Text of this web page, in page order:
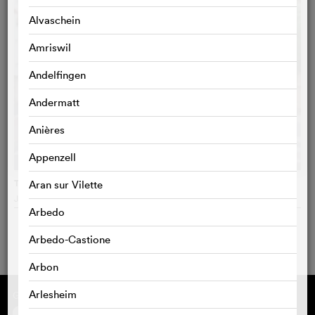
Alvaschein
Amriswil
Andelfingen
Andermatt
Anières
Appenzell
Aran sur Vilette
Arbedo
Arbedo-Castione
Arbon
Arlesheim
The Worst Person in the World
Joachim Trier, Norwegen
Gefördert von
Registrieren/abonnieren